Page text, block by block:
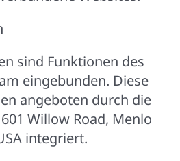
sind Funktionen des
eingebunden. Diese
angeboten durch die
Willow Road, Menlo
integriert.